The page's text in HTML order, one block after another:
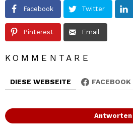
Facebook Twitter
Pinterest Email
KOMMENTARE
DIESE WEBSEITE FACEBOOK
Antworten